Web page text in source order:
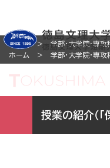
ホーム 学部・大学院・専攻
ホーム
学部・大学院・専攻
授業の紹介（「